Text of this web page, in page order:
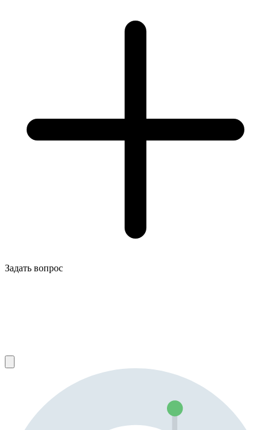
Задать вопрос